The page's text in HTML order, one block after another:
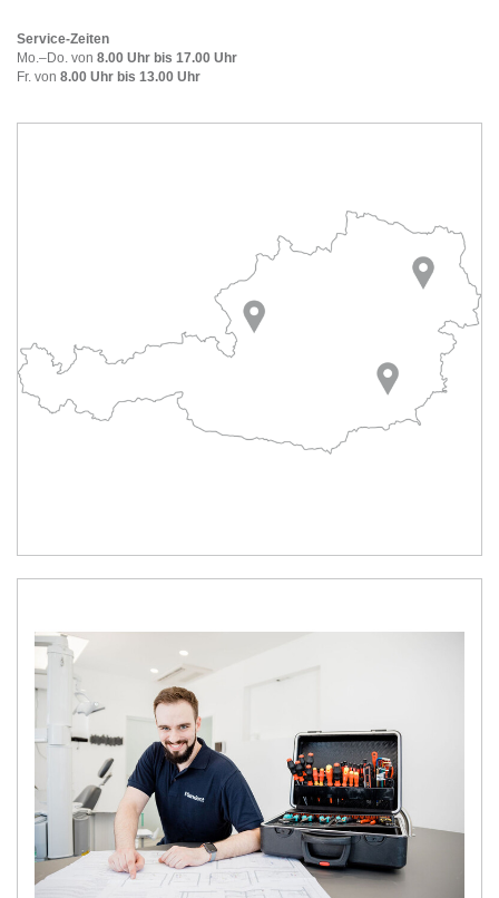
Service-Zeiten
Mo.–Do. von 8.00 Uhr bis 17.00 Uhr
Fr. von 8.00 Uhr bis 13.00 Uhr